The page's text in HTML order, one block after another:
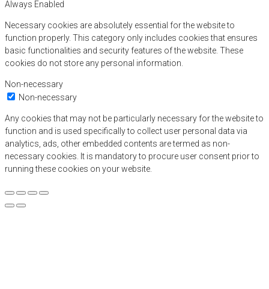
Always Enabled
Necessary cookies are absolutely essential for the website to
function properly. This category only includes cookies that ensures
basic functionalities and security features of the website. These
cookies do not store any personal information.
Non-necessary
Non-necessary
Any cookies that may not be particularly necessary for the website to
function and is used specifically to collect user personal data via
analytics, ads, other embedded contents are termed as non-
necessary cookies. It is mandatory to procure user consent prior to
running these cookies on your website.